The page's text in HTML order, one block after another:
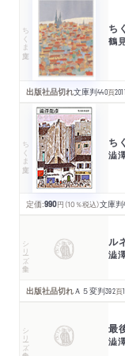
ちくま文庫 ち
鶴
出版社品切れ文庫判440頁
ちくま文庫 ち
澁
定価:990円 （10％税込）文庫判
シリーズ・全集 ル
澁
出版社品切れＡ５変判392頁
シリーズ・全集 最
澁